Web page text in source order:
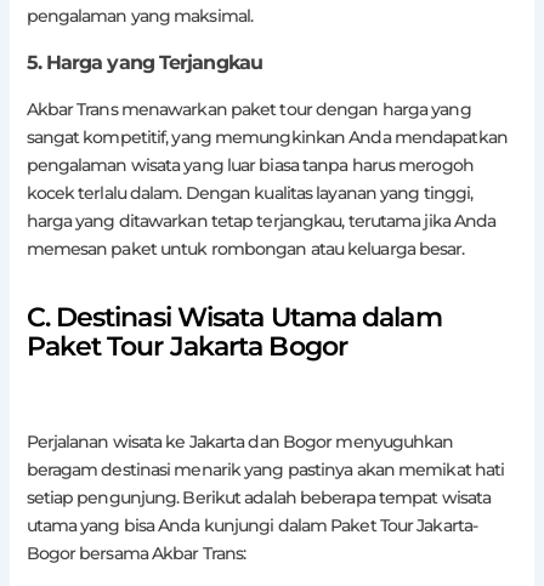
pengalaman yang maksimal.
5. Harga yang Terjangkau
Akbar Trans menawarkan paket tour dengan harga yang
sangat kompetitif, yang memungkinkan Anda mendapatkan
pengalaman wisata yang luar biasa tanpa harus merogoh
kocek terlalu dalam. Dengan kualitas layanan yang tinggi,
harga yang ditawarkan tetap terjangkau, terutama jika Anda
memesan paket untuk rombongan atau keluarga besar.
C. Destinasi Wisata Utama dalam
Paket Tour Jakarta Bogor
Perjalanan wisata ke Jakarta dan Bogor menyuguhkan
beragam destinasi menarik yang pastinya akan memikat hati
setiap pengunjung. Berikut adalah beberapa tempat wisata
utama yang bisa Anda kunjungi dalam Paket Tour Jakarta-
Bogor bersama Akbar Trans: